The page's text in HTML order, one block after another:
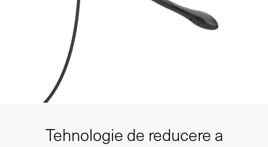
Tehnologie de reducere a